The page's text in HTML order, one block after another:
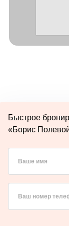
Быстрое
«Борис
Ваше имя
Ваш номер